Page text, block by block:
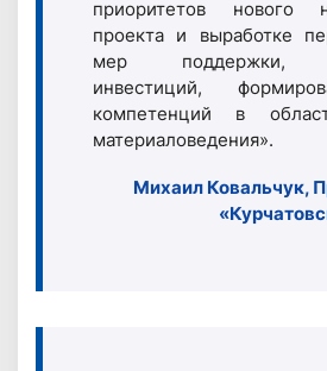
приоритетов нового
проекта и выработке
мер поддержки,
инвестиций,
компетенций в
материаловедения».
Михаил Ковальчук,